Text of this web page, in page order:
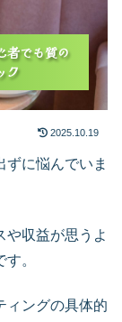
者でも質の
ク
者でも質の
ク
者でも質の
ク
2025.10.19
ずに悩んでいま
や収益が思うよ
。
ィングの具体的